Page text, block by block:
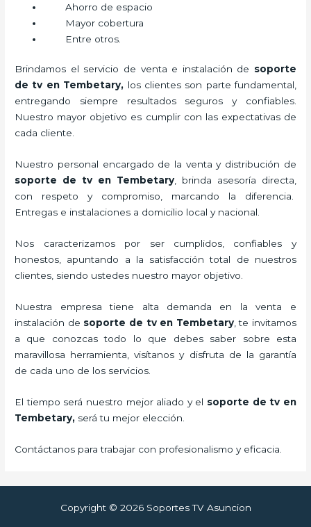
Ahorro de espacio
Mayor cobertura
Entre otros.
Brindamos el servicio de venta e instalación de soporte
de tv en Tembetary, los clientes son parte fundamental,
entregando siempre resultados seguros y confiables.
Nuestro mayor objetivo es cumplir con las expectativas de
cada cliente.
Nuestro personal encargado de la venta y distribución de
soporte de tv en Tembetary, brinda asesoría directa,
con respeto y compromiso, marcando la diferencia.
Entregas e instalaciones a domicilio local y nacional.
Nos caracterizamos por ser cumplidos, confiables y
honestos, apuntando a la satisfacción total de nuestros
clientes, siendo ustedes nuestro mayor objetivo.
Nuestra empresa tiene alta demanda en la venta e
instalación de soporte de tv en Tembetary, te invitamos
a que conozcas todo lo que debes saber sobre esta
maravillosa herramienta, visítanos y disfruta de la garantía
de cada uno de los servicios.
El tiempo será nuestro mejor aliado y el soporte de tv en
Tembetary, será tu mejor elección.
Contáctanos para trabajar con profesionalismo y eficacia.
Copyright © 2026 Soportes TV Asuncion